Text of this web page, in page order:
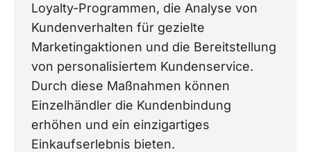
Loyalty-Programmen, die Analyse von
Kundenverhalten für gezielte
Marketingaktionen und die Bereitstellung
von personalisiertem Kundenservice.
Durch diese Maßnahmen können
Einzelhändler die Kundenbindung
erhöhen und ein einzigartiges
Einkaufserlebnis bieten.